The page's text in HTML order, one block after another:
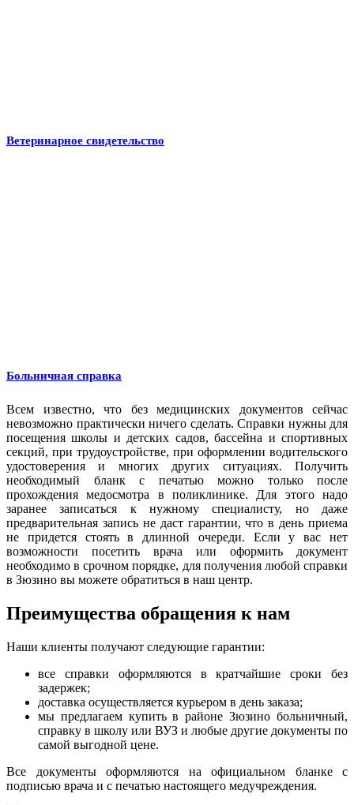
Ветеринарное свидетельство
Больничная справка
Всем известно, что без медицинских документов сейчас
невозможно практически ничего сделать. Справки нужны для
посещения школы и детских садов, бассейна и спортивных
секций, при трудоустройстве, при оформлении водительского
удостоверения и многих других ситуациях. Получить
необходимый бланк с печатью можно только после
прохождения медосмотра в поликлинике. Для этого надо
заранее записаться к нужному специалисту, но даже
предварительная запись не даст гарантии, что в день приема
не придется стоять в длинной очереди. Если у вас нет
возможности посетить врача или оформить документ
необходимо в срочном порядке, для получения любой справки
в Зюзино вы можете обратиться в наш центр.
Преимущества обращения к нам
Наши клиенты получают следующие гарантии:
все справки оформляются в кратчайшие сроки без
задержек;
доставка осуществляется курьером в день заказа;
мы предлагаем купить в районе Зюзино больничный,
справку в школу или ВУЗ и любые другие документы по
самой выгодной цене.
Все документы оформляются на официальном бланке с
подписью врача и с печатью настоящего медучреждения.